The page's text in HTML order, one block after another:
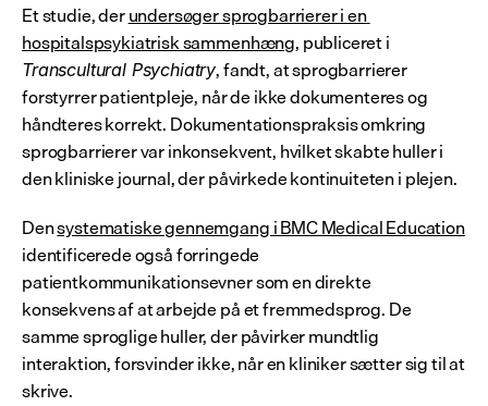
Et studie, der undersøger sprogbarrierer i en
hospitalspsykiatrisk sammenhæng
Transcultural Psychiatry, fandt, at sprogbarrierer
forstyrrer patientpleje, når de ikke dokumenteres og
håndteres korrekt. Dokumentationspraksis omkring
sprogbarrierer var inkonsekvent, hvilket skabte huller i
den kliniske journal, der påvirkede kontinuiteten i plejen.
Den systematiske gennemgang i BMC Medical Education
identificerede også forringede
patientkommunikationsevner som en direkte
konsekvens af at arbejde på et fremmedsprog. De
samme sproglige huller, der påvirker mundtlig
interaktion, forsvinder ikke, når en kliniker sætter sig til at
skrive.